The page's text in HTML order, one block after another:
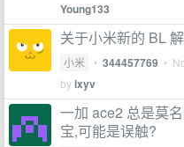
Young133
关于小米新的 BL
小米 • 344457769 •
bylxyv
一加 ace2 总是莫
宝,可能是误触?